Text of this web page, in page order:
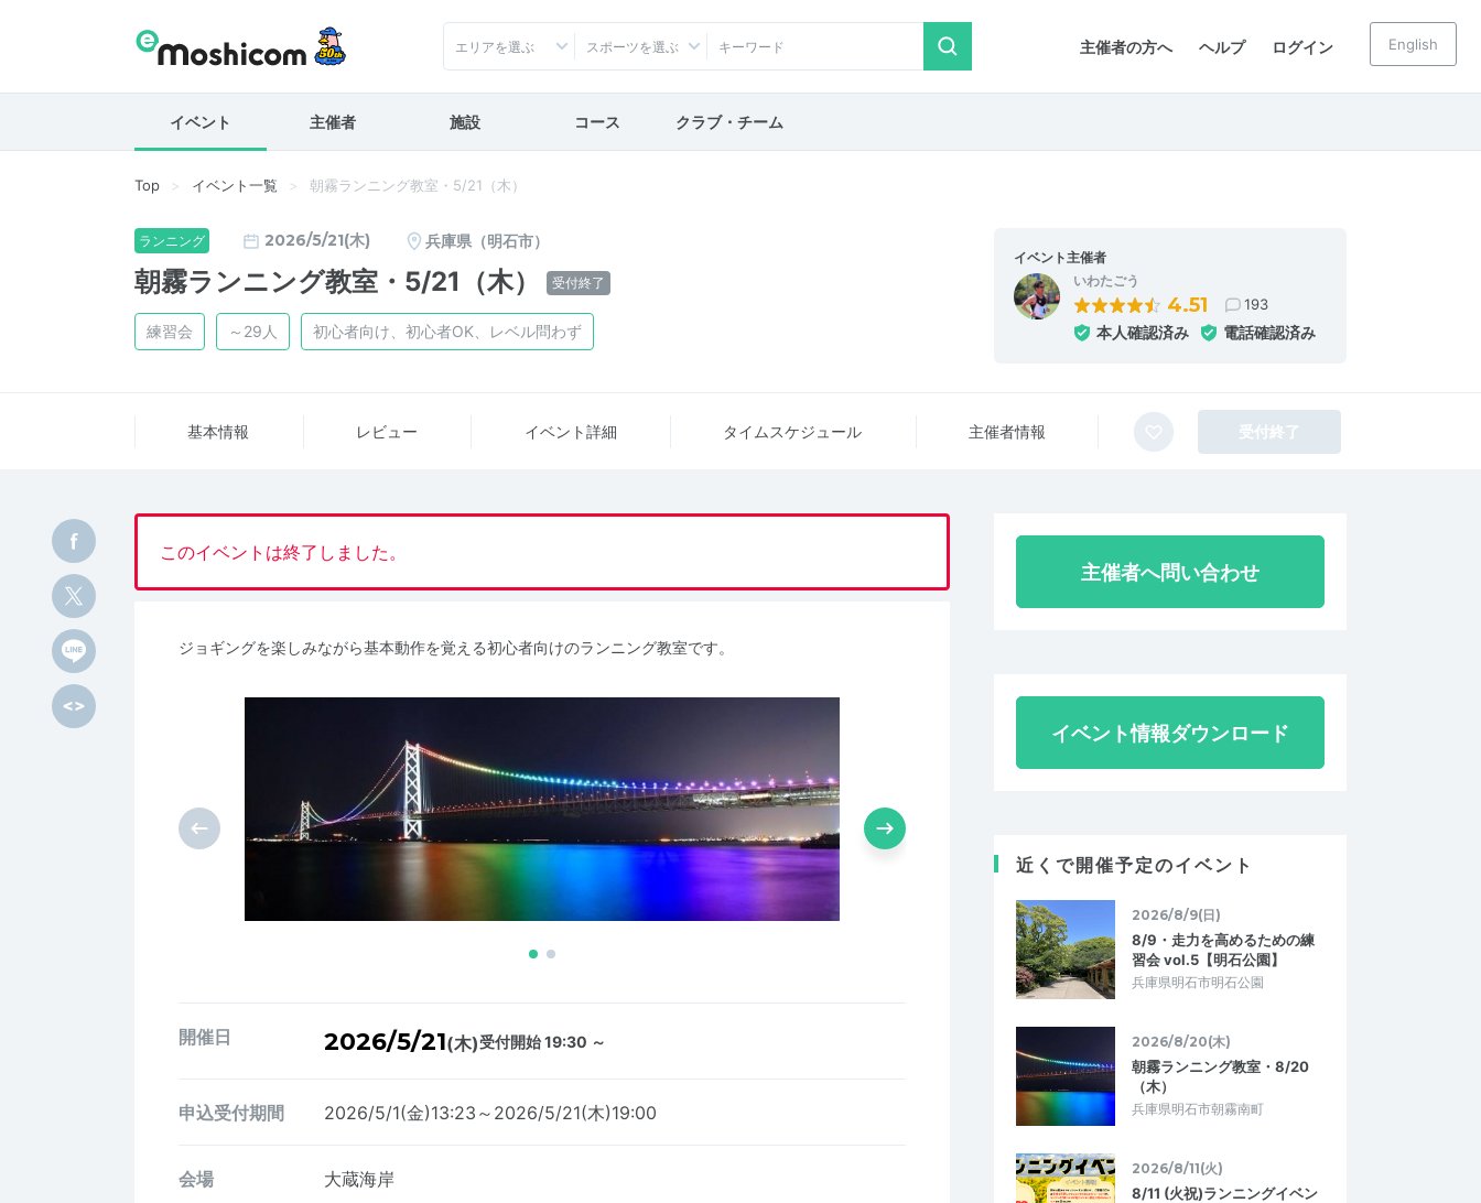
主催者の方へ ヘルプ ログイン
エリアを選ぶ スポーツを選ぶ English
イベント 主催者 施設 コース クラブ・チーム
Top イベント一覧 朝霧ランニング教室・5/21（木）
ランニング 2026/5/21(木) 兵庫県（明石市）
朝霧ランニング教室・5/21（木） 受付終了
練習会 ～29人 初心者向け、初心者OK、レベル問わず
イベント主催者
いわたごう
4.51 193
本人確認済み 電話確認済み
基本情報 レビュー イベント詳細 タイム スケジュール 主催者情報 受付終了
このイベントは終了しました。
ジョギングを楽しみながら基本動作を覚える初心者向けのランニング教室です。
開催日 2026/5/21(木)受付開始 19:30 ～
申込受付期間 2026/5/1(金)13:23～2026/5/21(木)19:00
会場 大蔵海岸
主催者へ問い合わせ
イベント情報ダウンロード
近くで開催予定のイベント
2026/8/9(日)
8/9・走力を高めるための練
習会 vol.5【明石公園】
兵庫県明石市明石公園
2026/8/20(木)
朝霧ランニング教室・8/20
（木）
兵庫県明石市朝霧南町
2026/8/11(火)
8/11 (火祝)ランニングイベン